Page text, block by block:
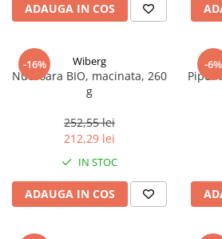
ADAUGA IN COS
-16% Wiberg
Nucsoara BIO, macinata, 260
g
252,55 lei
212,29 lei
IN STOC
ADAUGA IN COS
-6%
Piper